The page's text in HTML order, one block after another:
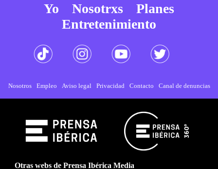
Yo Nosotrxs
Planes
Entretenimiento
Nosotros Empleo Aviso legal Privacidad Contacto Canal de denuncias
Otras webs de Prensa Ibérica Media